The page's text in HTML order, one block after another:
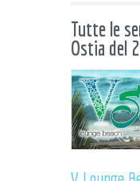
Tutte le
Ostia del